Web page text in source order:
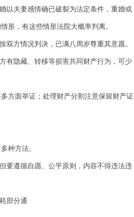
以夫妻感情确已破裂为法定条件，重婚或
形，有这些情形法院大概率判离。
双方情况判决，已满八周岁尊重其意愿。
有隐藏、转移等损害共同财产行为，可少
方面举证；处理财产分割注意保留财产证
种方法。
要遵循自愿、公平原则，内容不得违法违
部分通